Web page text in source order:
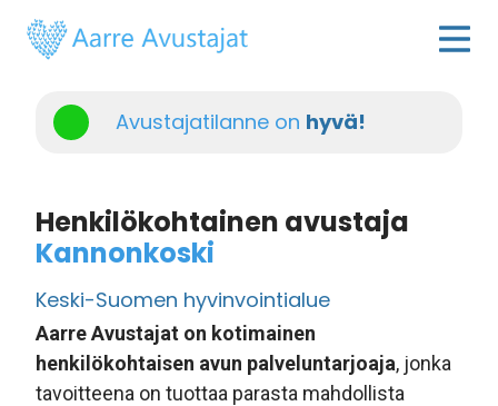
Avustajatilanne on hyvä!
Henkilökohtainen avustaja
Kannonkoski
Keski-Suomen hyvinvointialue
Aarre Avustajat on kotimainen
henkilökohtaisen avun palveluntarjoaja, jonka
tavoitteena on tuottaa parasta mahdollista